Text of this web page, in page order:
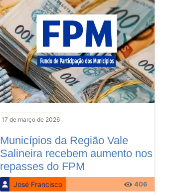
17 de março de 2026
Municípios da Região Vale
Salineira recebem aumento nos
repasses do FPM
José Francisco 406